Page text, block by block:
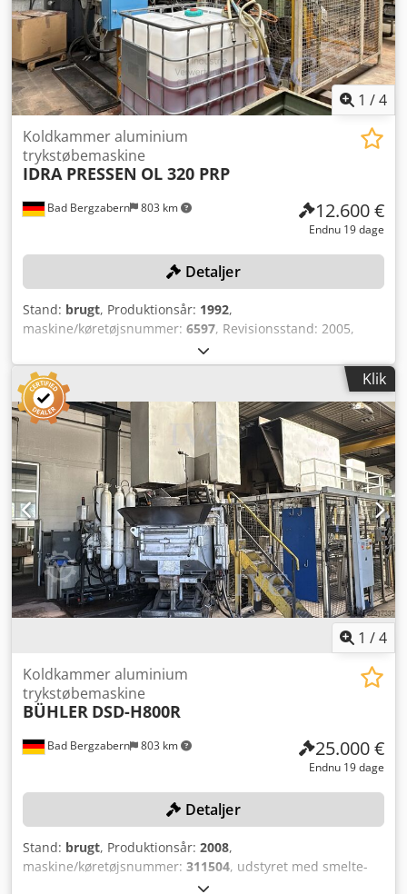
1 /4
Bad Bergzabern 803 km
Koldkammer aluminium
trykstøbemaskine
IDRA PRESSEN OL 320 PRP
12.600 €
Endnu 19 dage
Detaljer
Stand: brugt, Produktionsår: 1992,
maskine/køretøjsnummer: 6597, Revisionsstand: 2005,
lukekraft: 320 ton, smelte- og varmholdovn DOGUS
MACHINE EMHF-300/45, produktionsår: 2020, varmeeffekt:
45 kW, diameter: 1.320 mm, højde: 1.500 mm,
støbeautomatiseringssystem, sprøjteanlæg WOLLIN LSC1,
produktionsår: 2014, serienummer: 1009. Dodpfxszhayke
Klik
1 /4
Bad Bergzabern 803 km
Koldkammer aluminium
trykstøbemaskine
BÜHLER DSD-H800R
25.000 €
Endnu 19 dage
Detaljer
Stand: brugt, Produktionsår: 2008,
maskine/køretøjsnummer: 311504, udstyret med smelte-
og varmholdovn STRIKO WESTOFEN W900SL Prodos XP,